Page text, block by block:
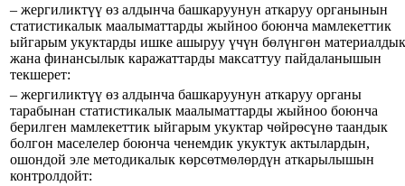
– жергиликтүү өз алдынча башкаруунун аткаруу органынын
статистикалык маалыматтарды жыйноо боюнча мамлекеттик
ыйгарым укуктарды ишке ашыруу үчүн бөлүнгөн материалдык
жана финансылык каражаттарды максаттуу пайдаланышын
текшерет:
– жергиликтүү өз алдынча башкаруунун аткаруу органы
тарабынан статистикалык маалыматтарды жыйноо боюнча
берилген мамлекеттик ыйгарым укуктар чөйрөсүнө таандык
болгон маселелер боюнча ченемдик укуктук актылардын,
ошондой эле методикалык көрсөтмөлөрдүн аткарылышын
контролдойт: